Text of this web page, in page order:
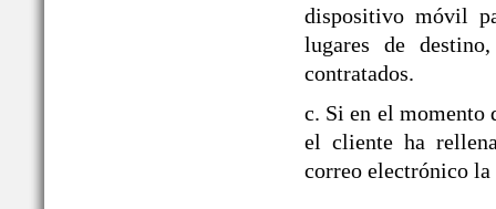
dispositivo móvil
lugares de
contratados.
c. Si en el momento
el cliente ha
correo electrónico la